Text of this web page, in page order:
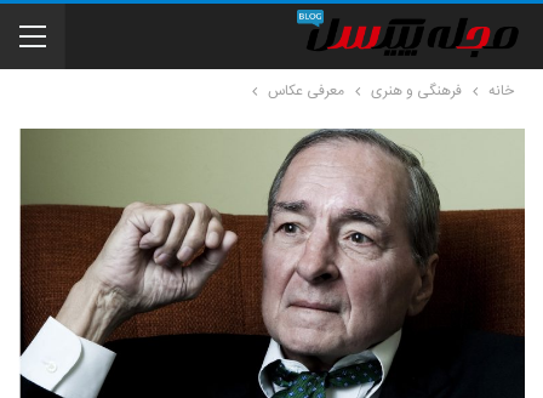
خانه فرهنگی و هنری معرفی عکاس